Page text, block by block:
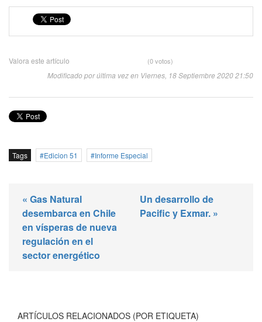
Valora este artículo (0 votos)
Modificado por última vez en Viernes, 18 Septiembre 2020 21:50
Tags Edicion 51 Informe Especial
« Gas Natural
desembarca en Chile
en vísperas de nueva
regulación en el
sector energético
Un desarrollo de
Pacific y Exmar. »
ARTÍCULOS RELACIONADOS (POR ETIQUETA)